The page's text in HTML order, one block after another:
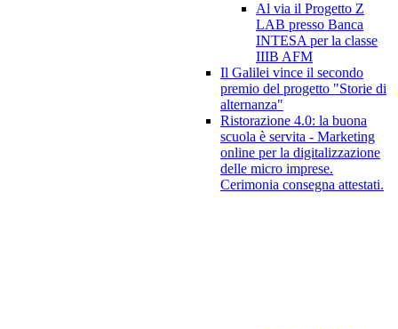
Al via il Progetto Z
LAB presso Banca
INTESA per la classe
IIIB AFM
Il Galilei vince il secondo
premio del progetto "Storie di
alternanza"
Ristorazione 4.0: la buona
scuola è servita - Marketing
online per la digitalizzazione
delle micro imprese.
Cerimonia consegna attestati.